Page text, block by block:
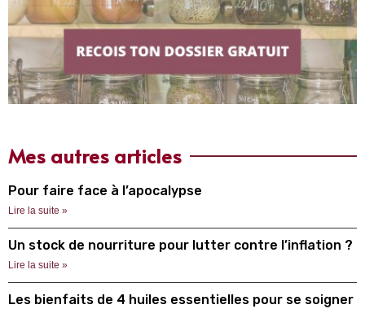
Mes autres articles
Pour faire face à l’apocalypse
Lire la suite »
Un stock de nourriture pour lutter contre l’inflation ?
Lire la suite »
Les bienfaits de 4 huiles essentielles pour se soigner